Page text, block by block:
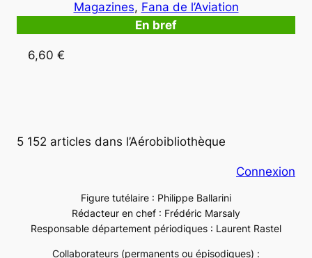
Magazines, Fana de l’Aviation
En bref
6,60 €
5 152 articles dans l’Aérobibliothèque
Connexion
Figure tutélaire : Philippe Ballarini
Rédacteur en chef : Frédéric Marsaly
Responsable département périodiques : Laurent Rastel
Collaborateurs (permanents ou épisodiques) :